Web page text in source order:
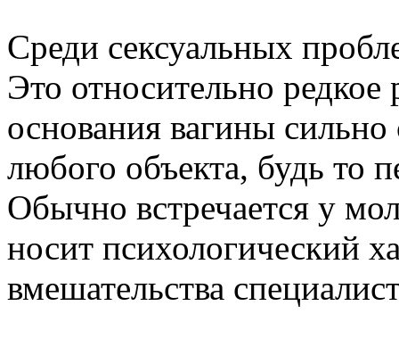
Среди сексуальных
Это относительно
основания вагины
любого объекта, будь то
Обычно встречается у
носит психологический
вмешательства